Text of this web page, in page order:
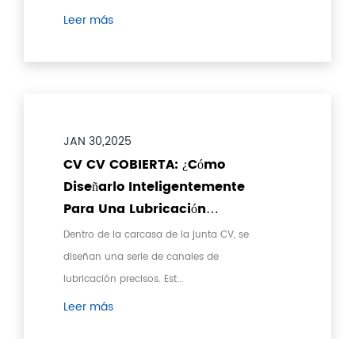
Leer más
JAN 30,2025
CV CV COBIERTA: ¿Cómo
Diseñarlo Inteligentemente
Para Una Lubricación
Eficiente Y Disipación De
Calor?
Dentro de la carcasa de la junta CV, se
diseñan una serie de canales de
lubricación precisos. Est...
Leer más